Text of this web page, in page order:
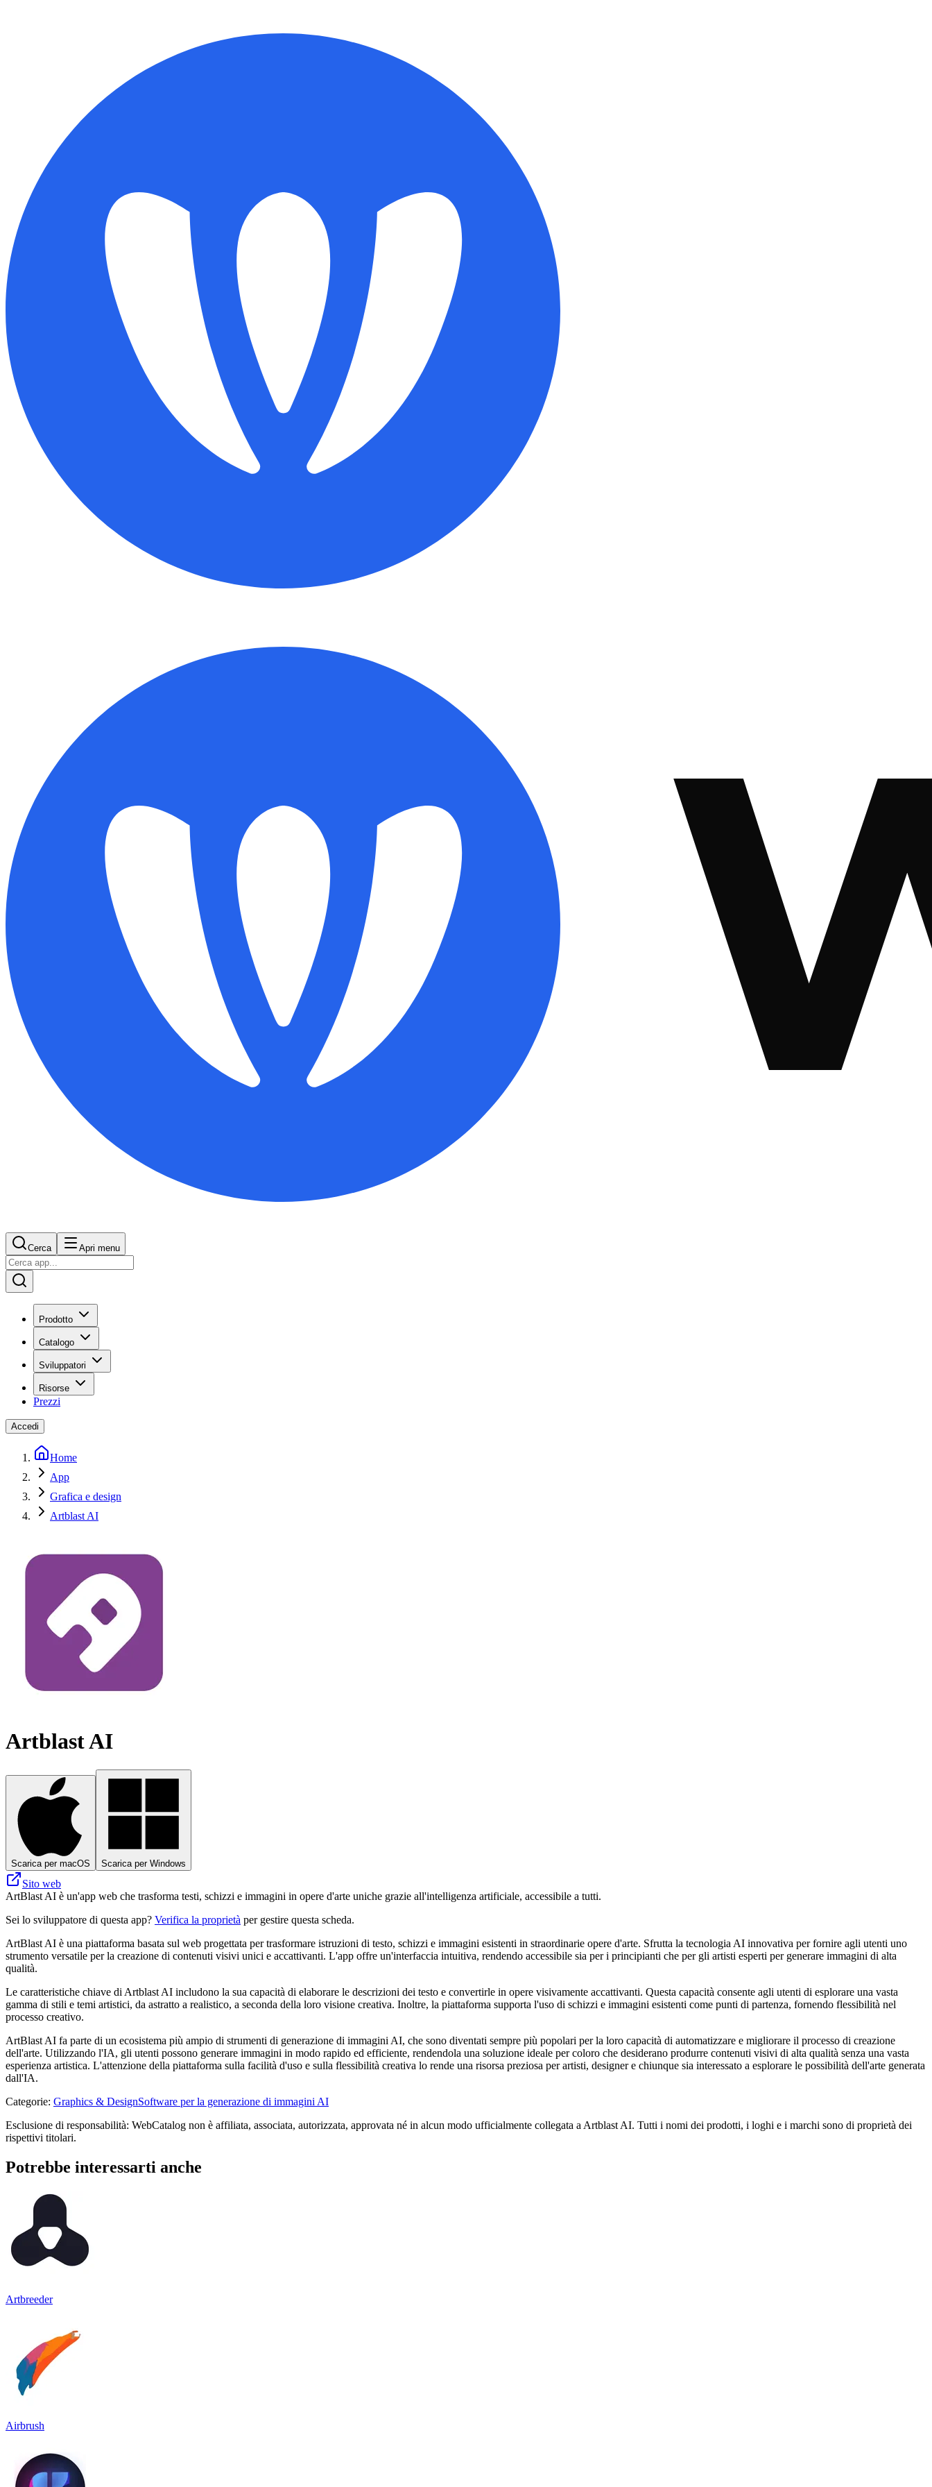
Cerca Apri menu
Prodotto
Catalogo
Sviluppatori
Risorse
Prezzi
Accedi
Home
App
Grafica e design
Artblast AI
Artblast AI
Scarica per macOS Scarica per Windows
Sito web
ArtBlast AI è un'app web che trasforma testi, schizzi e immagini in opere d'arte uniche grazie all'intelligenza artificiale, accessibile a tutti.
Sei lo sviluppatore di questa app? Verifica la proprietà per gestire questa scheda.
ArtBlast AI è una piattaforma basata sul web progettata per trasformare istruzioni di testo, schizzi e immagini esistenti in straordinarie opere d'arte. Sfrutta la tecnologia AI innovativa per fornire agli utenti uno
strumento versatile per la creazione di contenuti visivi unici e accattivanti. L'app offre un'interfaccia intuitiva, rendendo accessibile sia per i principianti che per gli artisti esperti per generare immagini di alta
qualità.
Le caratteristiche chiave di Artblast AI includono la sua capacità di elaborare le descrizioni dei testo e convertirle in opere visivamente accattivanti. Questa capacità consente agli utenti di esplorare una vasta
gamma di stili e temi artistici, da astratto a realistico, a seconda della loro visione creativa. Inoltre, la piattaforma supporta l'uso di schizzi e immagini esistenti come punti di partenza, fornendo flessibilità nel
processo creativo.
ArtBlast AI fa parte di un ecosistema più ampio di strumenti di generazione di immagini AI, che sono diventati sempre più popolari per la loro capacità di automatizzare e migliorare il processo di creazione
dell'arte. Utilizzando l'IA, gli utenti possono generare immagini in modo rapido ed efficiente, rendendola una soluzione ideale per coloro che desiderano produrre contenuti visivi di alta qualità senza una vasta
esperienza artistica. L'attenzione della piattaforma sulla facilità d'uso e sulla flessibilità creativa lo rende una risorsa preziosa per artisti, designer e chiunque sia interessato a esplorare le possibilità dell'arte generata
dall'IA.
Categorie: Graphics & DesignSoftware per la generazione di immagini AI
Esclusione di responsabilità: WebCatalog non è affiliata, associata, autorizzata, approvata né in alcun modo ufficialmente collegata a Artblast AI. Tutti i nomi dei prodotti, i loghi e i marchi sono di proprietà dei
rispettivi titolari.
Potrebbe interessarti anche
Artbreeder
Airbrush